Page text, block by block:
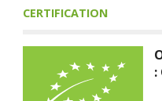
CERTIFICATION
: